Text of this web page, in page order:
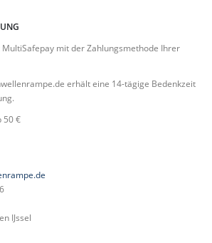
mit der Zahlungsmethode Ihrer
erhält eine 14-tägige Bedenkzeit
50 €
IJssel